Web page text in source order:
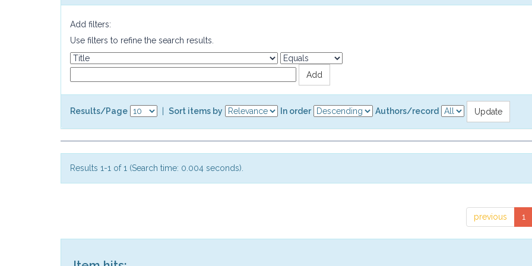
Add filters:
Use filters to refine the search results.
Results/Page Sort items by In order Authors/record
Results 1-1 of 1 (Search time: 0.004 seconds).
previous 1